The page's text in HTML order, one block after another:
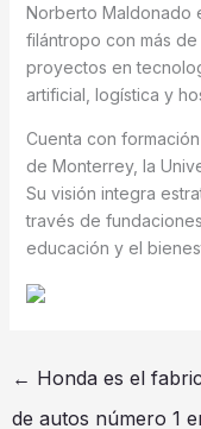
Norberto Maldonado
filántropo con más
proyectos en
artificial, logística y
Cuenta con
de Monterrey, la
Su visión integra
través de
educación y el
← Honda es el
de autos número 1